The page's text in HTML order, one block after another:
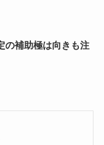
の補助極は向きも注